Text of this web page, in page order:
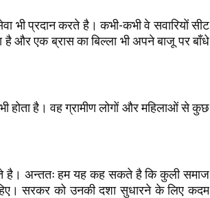
भी प्रदान करते है। कभी-कभी वे सवारियों सीट
और एक ब्रास का बिल्ला भी अपने बाजू पर बाँधे
होता है। वह ग्रामीण लोगों और महिलाओं से कुछ
अन्ततः हम यह कह सकते है कि कुली समाज
सरकर को उनकी दशा सुधारने के लिए कदम